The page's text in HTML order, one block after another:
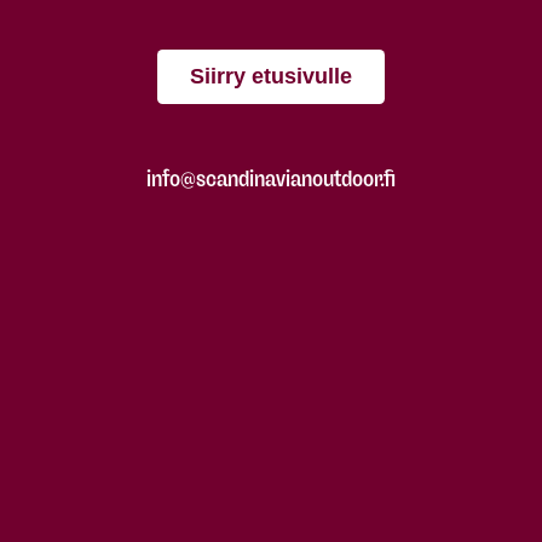
Siirry etusivulle
info@scandinavianoutdoor.fi